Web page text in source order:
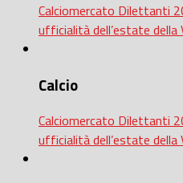
Calciomercato Dilettanti
ufficialità dell’estate
Calcio
Calciomercato Dilettanti
ufficialità dell’estate